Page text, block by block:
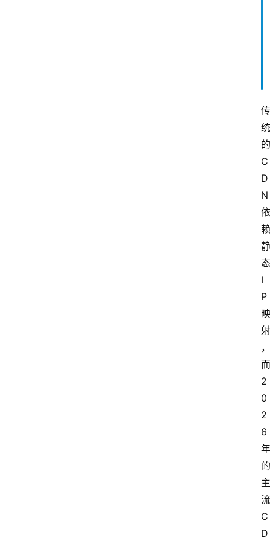
传
统
的
C
D
N
依
赖
静
态
I
P
映
射
，
而
2
0
2
6
年
的
主
流
C
D